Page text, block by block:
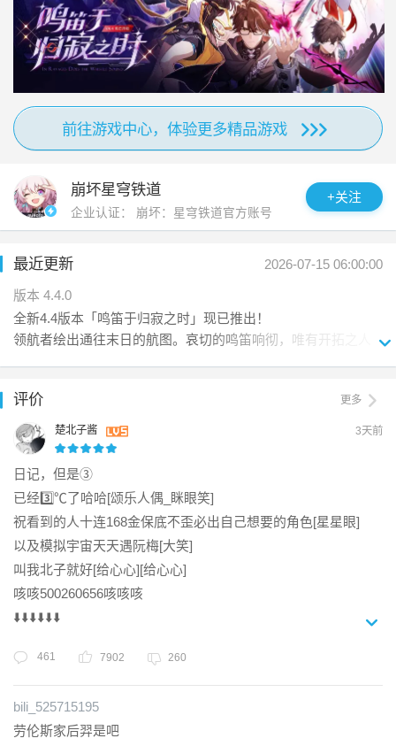
冰河永冻的异星球、巡猎孽物的巨型舰队、美梦中的盛会之
星、命运未卜的永恒之地、曾坠入画卷的乐园......列车停靠的每
一站，都是前所未见的银河风貌！极寒地表上唯一温度正常的
坐标，究竟隐藏着怎样的秘密？玉石妙算、几近仙法的长生种
联盟，缘何反被长生所困？现在，你还将入局「幻月游戏」，
追逐神明给渴望欢愉的人们留下的奖赏——「成神的一分钟」
……自由探索光怪陆离的文明与世界，揭开异相背后的谜团
【品质音画，匠心呈现】
《星穹铁道》的剧情表现由游戏引擎实时渲染。全新研发的角
色表情系统增添了人物的鲜活，与高规格的场景相得益彰，提
升了整体演出表现张力。米哈游旗下国人原创音乐团队HOYO-
MiX的创作，更让人仿佛身临其境这场银河冒险之旅。直面异物
「星核」在银河间引发的种种异变和危机，用自己的意志做出
选择，抵达故事的结局吧！
《星穹铁道》采用了全新的指令式战斗系统，操作简洁而富于
策略。你可以利用丰富的战斗策略压制敌人，「弱点击破」
「追加攻击」「持续伤害」……以及全新的「阿哈时刻」也将
加入战局！在紧张刺激的回合制战斗之外，还有模拟经营、休
闲消除、解谜探索...尽情探索多元玩法的精彩，体验无限的可能
性吧！
【奇人异士，星海同游】
星海之中，除「你」之外，还有无数身怀绝技的「他们」。你
将拥有极寒之地的患难友情，仙舟危机中的并肩作战，金色美
梦里的不期而遇……在冒险中邂逅英雄，结识伙伴，共赴奇
伴们增进友谊、分享奇遇，了解旅伴们更多不为人知的经历和
「姬子•启行」
「无论拥有怎样复杂的过去，无论去往多么遥远的未来，
我们之间的关系也不会改变。我是星穹列车的领航员，姬
子，永远与你眺望同一风景的家人。」
她画下拓星的奇迹，银轨绵延，无名客们再次起航，照亮
全新限定5星角色「远坂凛（智识•量子）」，可通过「Fate
[UBW] 联动跃迁」「魔石赤染流光」获得。
「契约完成。别担心，我不喜欢那种阶级分明的关系…至
少对绝大多数人是这样啦。记好了吗，我的从者？」
来自宇宙之外，某个存在着魔法与魔术的世界，不断精进
自我的少女魔术师——冬木市魔术世家，远坂家第六代当
为了完成实习课题穿梭于次元与位面之间……
救了！不好意思，借我一用！」
全新限定5星角色「吉尔伽美什（毁灭•雷）」，可通过「F
ate[UBW] 联动跃迁」「原初开辟之星」获得。
「吉尔伽美什」
「星核，我的财宝。等你行至终点，本王就将你封入宝库
深处，最安全的位置吧…哼，话虽如此，你的『开拓』还
将继续许久，甚至超出了本王远见的终极啊。」
在宇宙之外的某个世界中，人类历史最初的英雄王。
一切的特权（自称）。
这一次，他将再次夺回身为王的一切。
前往游戏中心，体验更多精品游戏
崩坏星穹铁道
企业认证： 崩坏：星穹铁道官方账号
+关注
最近更新 2026-07-15 06:00:00
版本 4.4.0
全新4.4版本「鸣笛于归寂之时」现已推出！
领航者绘出通往末日的航图。哀切的鸣笛响彻，唯有开拓之人
【全新剧情】
开拓任务「二相乐园」-「鸣笛于归寂之时」
【全新角色】
全新限定5星角色「姬子•启行（智识•火）」，可通过角色活动
跃迁「拓星启明」获得。
「姬子•启行」
「无论拥有怎样复杂的过去，无论去往多么遥远的未来，我们
之间的关系也不会改变。我是星穹列车的领航员，姬子，永远
与你眺望同一风景的家人。」
有人并肩，有人守望，「开拓」从不是孤帆远航。
的长夜——终点处，她再度回望，启行的梦从未搁浅。
全新限定5星角色「远坂凛（智识•量子）」，可通过「Fate[UB
W] 联动跃迁」「魔石赤染流光」获得。
评价 更多
楚北子酱 3天前
日记，但是③
已经3️⃣℃了哈哈[颂乐人偶_眯眼笑]
祝看到的人十连168金保底不歪必出自己想要的角色[星星眼]
以及模拟宇宙天天遇阮梅[大笑]
叫我北子就好[给心心][给心心]
咳咳500260656咳咳咳
⬇️⬇️⬇️⬇️⬇️⬇️
⬆️⬆️⬆️⬆️⬆️⬆️
祝我一臂之力[委屈][给心心][给心心]
求求你了求求你了[洛天依]
多留评论，好看，爱看[原神_哇]
461 7902 260
bili_525715195
劳伦斯家后羿是吧